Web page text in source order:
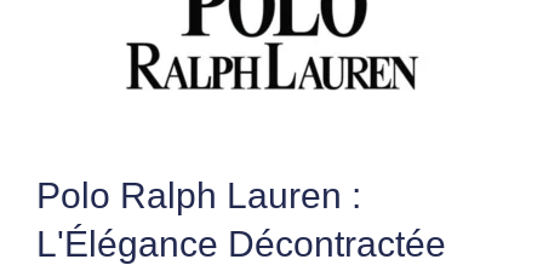
Polo Ralph Lauren :
L'Élégance Décontractée